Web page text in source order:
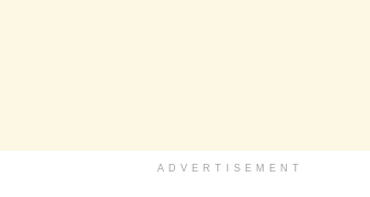
ADVERTISEMENT